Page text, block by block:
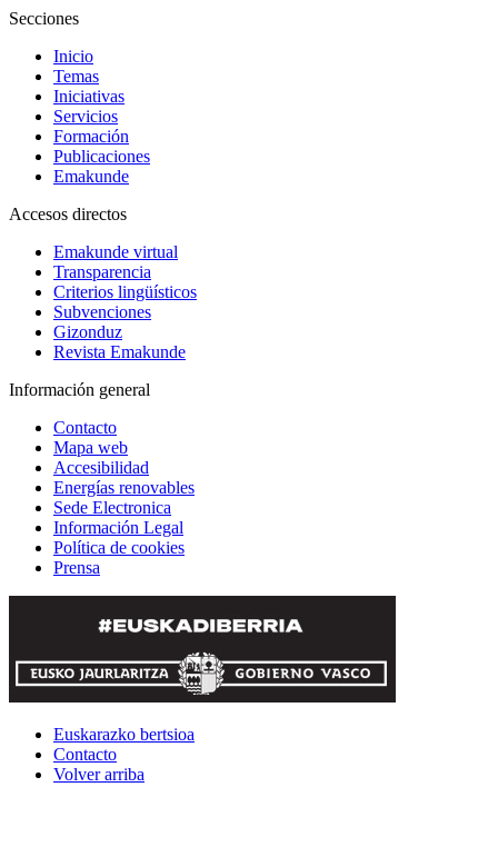
Secciones
Inicio
Temas
Iniciativas
Servicios
Formación
Publicaciones
Emakunde
Accesos directos
Emakunde virtual
Transparencia
Criterios lingüísticos
Subvenciones
Gizonduz
Revista Emakunde
Información general
Contacto
Mapa web
Accesibilidad
Energías renovables
Sede Electronica
Información Legal
Política de cookies
Prensa
Euskarazko bertsioa
Contacto
Volver arriba